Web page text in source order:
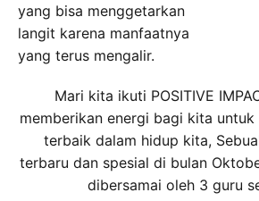
yang bisa menggetarkan
langit karena manfaatnya
yang terus mengalir.
Mari kita ikuti POSITIVE
memberikan energi bagi kita
terbaik dalam hidup kita,
terbaru dan spesial di bulan
dibersamai oleh 3 guru